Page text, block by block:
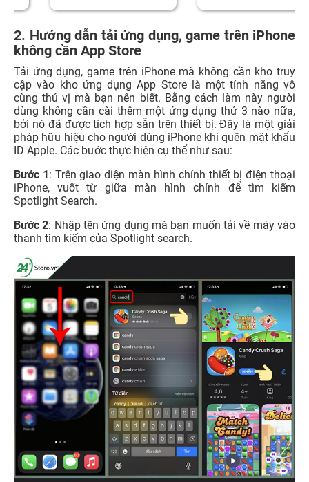
2. Hướng dẫn tải ứng dụng, game trên iPhone
không cần App Store
Tải ứng dụng, game trên iPhone mà không cần kho truy
cập vào kho ứng dụng App Store là một tính năng vô
cùng thú vị mà bạn nên biết. Bằng cách làm này người
dùng không cần cài thêm một ứng dụng thứ 3 nào nữa,
bởi nó đã được tích hợp sẵn trên thiết bị. Đây là một giải
pháp hữu hiệu cho người dùng iPhone khi quên mật khẩu
ID Apple. Các bước thực hiện cụ thể như sau:
Bước 1: Trên giao diện màn hình chính thiết bị điện thoại
iPhone, vuốt từ giữa màn hình chính để tìm kiếm
Spotlight Search.
Bước 2: Nhập tên ứng dụng mà bạn muốn tải về máy vào
thanh tìm kiếm của Spotlight search.